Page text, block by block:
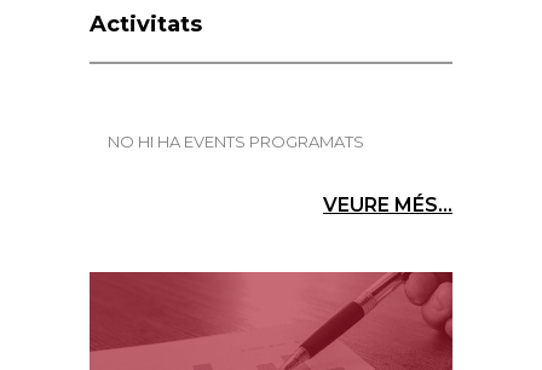
Activitats
NO HI HA EVENTS PROGRAMATS
VEURE MÉS...